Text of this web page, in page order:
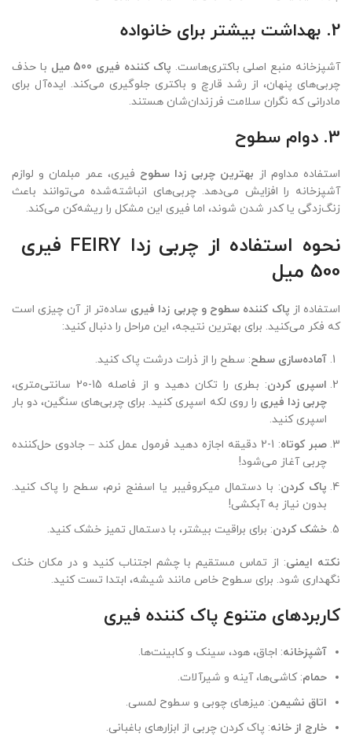
2. بهداشت بیشتر برای خانواده
آشپزخانه منبع اصلی باکتری‌هاست. پاک کننده فیری 500 میل
با حذف
چربی‌های پنهان، از رشد قارچ و باکتری جلوگیری می‌کند. ایده‌آل برای
مادرانی که نگران سلامت فرزندان‌شان هستند.
3. دوام سطوح
استفاده مداوم از بهترین چربی زدا سطوح فیری، عمر مبلمان و لوازم
آشپزخانه را افزایش می‌دهد. چربی‌های انباشته‌شده می‌توانند باعث
زنگ‌زدگی یا کدر شدن شوند، اما فیری این مشکل را ریشه‌کن می‌کند.
نحوه استفاده از چربی زدا FEIRY فیری
500 میل
استفاده از پاک کننده سطوح و چربی زدا فیری ساده‌تر از آن چیزی است
که فکر می‌کنید. برای بهترین نتیجه، این مراحل را دنبال کنید:
آماده‌سازی سطح: سطح را از ذرات درشت پاک کنید.
اسپری کردن: بطری را تکان دهید و از فاصله 15-20 سانتی‌متری،
چربی زدا فیری را روی لکه اسپری کنید. برای چربی‌های سنگین، دو بار
اسپری کنید.
صبر کوتاه
: 1-2 دقیقه اجازه دهید فرمول عمل کند – جادوی حل‌کننده
چربی آغاز می‌شود!
پاک کردن: با دستمال میکروفیبر یا اسفنج نرم، سطح را پاک کنید.
بدون نیاز به آبکشی!
خشک کردن: برای براقیت بیشتر، با دستمال تمیز خشک کنید.
نکته ایمنی: از تماس مستقیم با چشم اجتناب کنید و در مکان خنک
نگهداری شود. برای سطوح خاص مانند شیشه، ابتدا تست کنید.
کاربردهای متنوع پاک کننده فیری
آشپزخانه: اجاق، هود، سینک و کابینت‌ها.
حمام: کاشی‌ها، آینه و شیرآلات.
اتاق نشیمن: میزهای چوبی و سطوح لمسی.
خارج از خانه: پاک کردن چربی از ابزارهای باغبانی.